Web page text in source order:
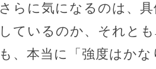
さらに気になるのは、
しているのか、それと
も、本当に「強度はか